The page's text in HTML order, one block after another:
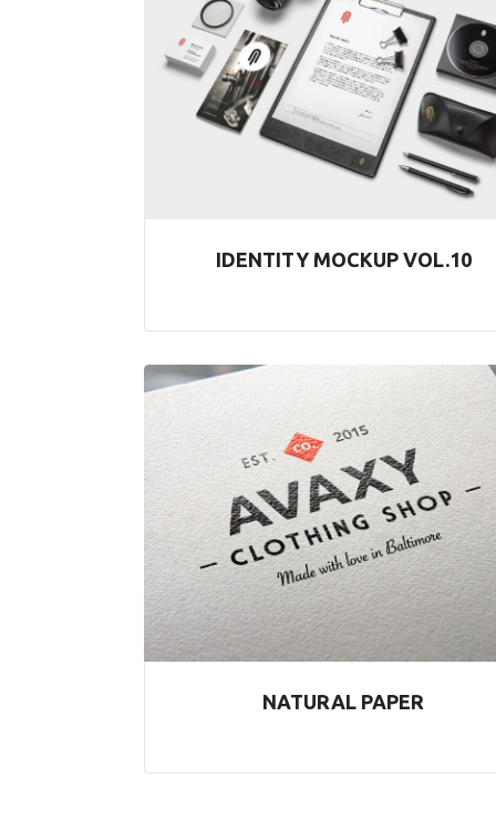
IDENTITY MOCKUP VOL.10
NATURAL PAPER